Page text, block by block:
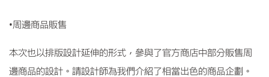
•周邊商品販售
本次也以排版設計延伸的形式，參與了官方商店中部分販售周
邊商品的設計。請設計師為我們介紹了相當出色的商品企劃。